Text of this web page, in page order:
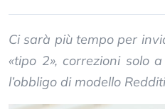
Ci sarà più tempo per
«tipo 2», correzioni solo
l’obbligo di modello Redditi